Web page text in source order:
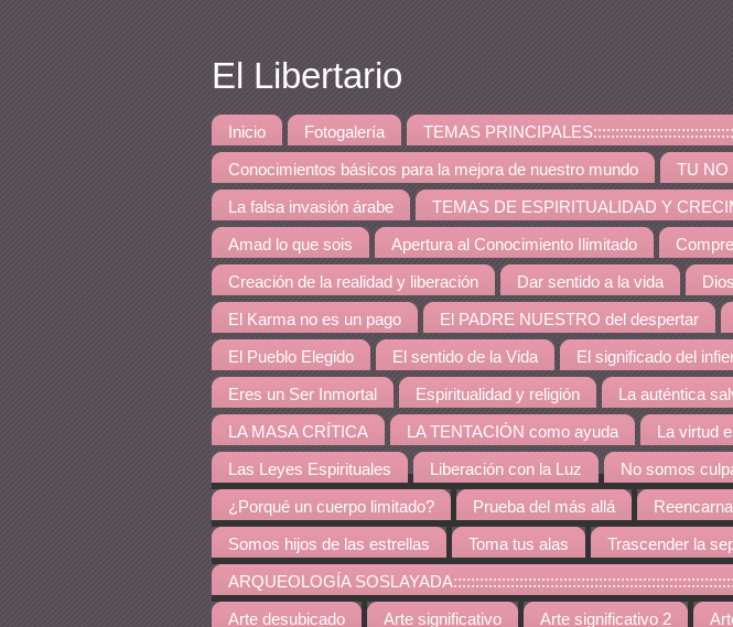
El Libertario
Inicio Fotogalería TEMAS
Conocimientos básicos para la mejora de nuestro mundo TU NO
La falsa invasión árabe TEMAS DE ESPIRITUALIDAD Y
Amad lo que sois Apertura al Conocimiento Ilimitado
Creación de la realidad y liberación Dar sentido a la vida
El Karma no es un pago El PADRE NUESTRO del despertar
El Pueblo Elegido El sentido de la Vida El significado del
Eres un Ser Inmortal Espiritualidad y religión La auténtica
LA MASA CRÍTICA LA TENTACIÓN como ayuda La virtud
Las Leyes Espirituales Liberación con la Luz No somos
¿Porqué un cuerpo limitado? Prueba del más allá
Somos hijos de las estrellas Toma tus alas Trascender la
ARQUEOLOGÍA
Arte desubicado Arte significativo Arte significativo 2